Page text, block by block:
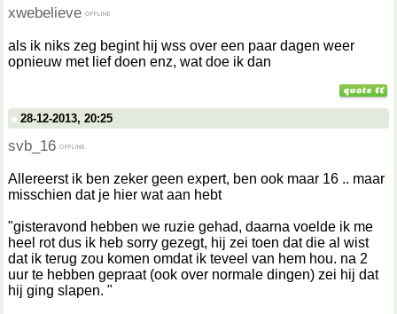
xwebelieve
als ik niks zeg begint hij wss over een paar dagen weer
opnieuw met lief doen enz, wat doe ik dan
28-12-2013, 20:25
svb_16
Allereerst ik ben zeker geen expert, ben ook maar 16 .. maar
misschien dat je hier wat aan hebt
"gisteravond hebben we ruzie gehad, daarna voelde ik me
heel rot dus ik heb sorry gezegt, hij zei toen dat die al wist
dat ik terug zou komen omdat ik teveel van hem hou. na 2
uur te hebben gepraat (ook over normale dingen) zei hij dat
hij ging slapen. "